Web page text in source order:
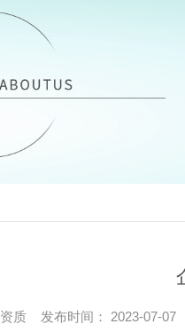
资质 发布时间： 2023-07-